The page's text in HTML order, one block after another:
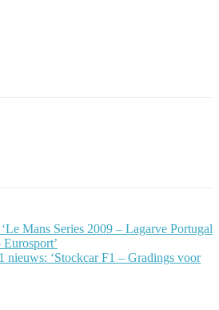
Mans Series 2009 – Lagarve Portugal
nieuws: ‘Stockcar F1 – Gradings voor